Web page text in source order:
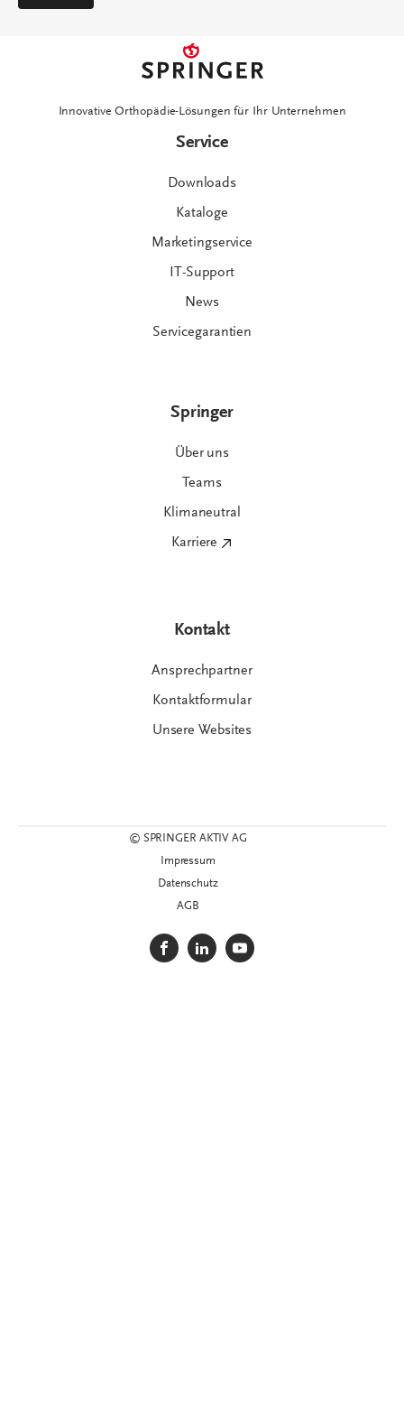
Innovative Orthopädie-Lösungen für Ihr Unternehmen
Service
Downloads
Kataloge
Marketingservice
IT-Support
News
Servicegarantien
Springer
Über uns
Teams
Klimaneutral
Karriere
Kontakt
Ansprechpartner
Kontaktformular
Unsere Websites
© SPRINGER AKTIV AG
Impressum
Datenschutz
AGB